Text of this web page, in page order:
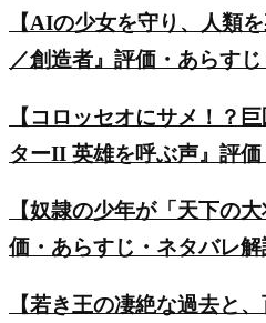
【AIの少女を守り、人類
／創造者』評価・あらす
【コロッセオにサメ！？
ターII 英雄を呼ぶ声』評
【奴隷の少年が「天下の
価・あらすじ・ネタバレ
【若き王の凄絶な過去と